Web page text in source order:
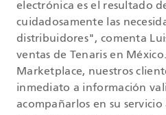
electrónica es el resultado
cuidadosamente las
distribuidores", comenta
ventas de Tenaris en
Marketplace, nuestros
inmediato a información
acompañarlos en su